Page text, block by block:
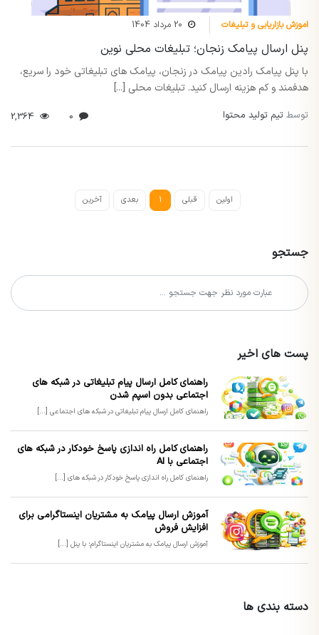
اموزش بازاریابی و تبلیغات 20 مرداد 1404
پنل ارسال پیامک زنجان؛ تبلیغات محلی نوین
با پنل پیامک رادین پیامک در زنجان، پیامک های تبلیغاتی خود را سریع،
هدفمند و کم هزینه ارسال کنید. تبلیغات محلی [...]
توسط تیم تولید محتوا
اولین قبلی 1 بعدی آخرین
جستجو
پست های اخیر
راهنمای کامل ارسال پیام تبلیغاتی در شبکه های
اجتماعی بدون اسپم شدن
راهنمای کامل ارسال پیام تبلیغاتی در شبکه های اجتماعی [...]
راهنمای کامل راه اندازی پاسخ خودکار در شبکه های
اجتماعی با AI
راهنمای کامل راه اندازی پاسخ خودکار در شبکه های [...]
آموزش ارسال پیامک به مشتریان اینستاگرامی برای
افزایش فروش
آموزش ارسال پیامک به مشتریان اینستاگرام؛ با پنل [...]
دسته بندی ها